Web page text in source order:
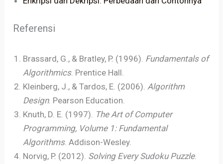
Referensi
Brassard, G., & Bratley, P. (1996). Fundamentals of
Algorithmics. Prentice Hall.
Kleinberg, J., & Tardos, E. (2006). Algorithm
Design. Pearson Education.
Knuth, D. E. (1997). The Art of Computer
Programming, Volume 1: Fundamental
Algorithms. Addison-Wesley.
Norvig, P. (2012). Solving Every Sudoku Puzzle.